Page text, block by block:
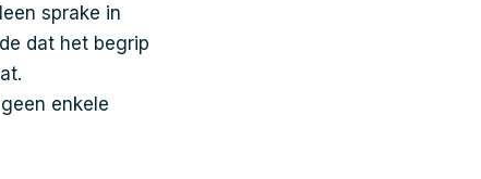
sprake in
dat het begrip
enkele